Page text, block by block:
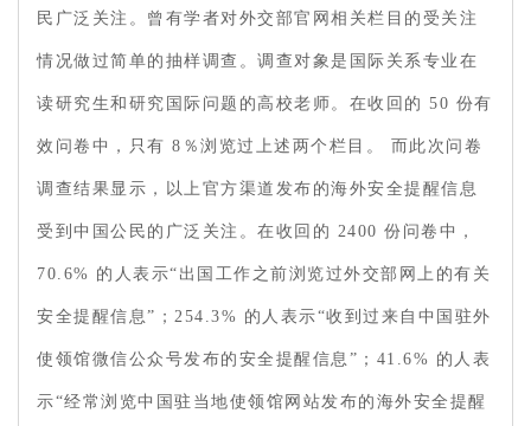
民广泛关注。曾有学者对外交部官网相关栏目的受关注
情况做过简单的抽样调查。调查对象是国际关系专业在
读研究生和研究国际问题的高校老师。在收回的 50 份有
效问卷中，只有 8％浏览过上述两个栏目。 而此次问卷
调查结果显示，以上官方渠道发布的海外安全提醒信息
受到中国公民的广泛关注。在收回的 2400 份问卷中，
70.6% 的人表示“出国工作之前浏览过外交部网上的有关
安全提醒信息”；254.3% 的人表示“收到过来自中国驻外
使领馆微信公众号发布的安全提醒信息”；41.6% 的人表
示“经常浏览中国驻当地使领馆网站发布的海外安全提醒